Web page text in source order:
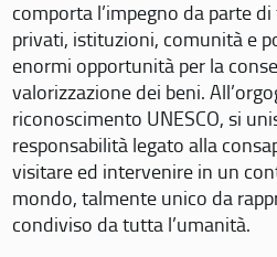
comporta l’impegno da parte
privati, istituzioni, comunità e
enormi opportunità per la
valorizzazione dei beni.
riconoscimento UNESCO, si
responsabilità legato alla
visitare ed intervenire in un
mondo, talmente unico da
condiviso da tutta l’umanità.